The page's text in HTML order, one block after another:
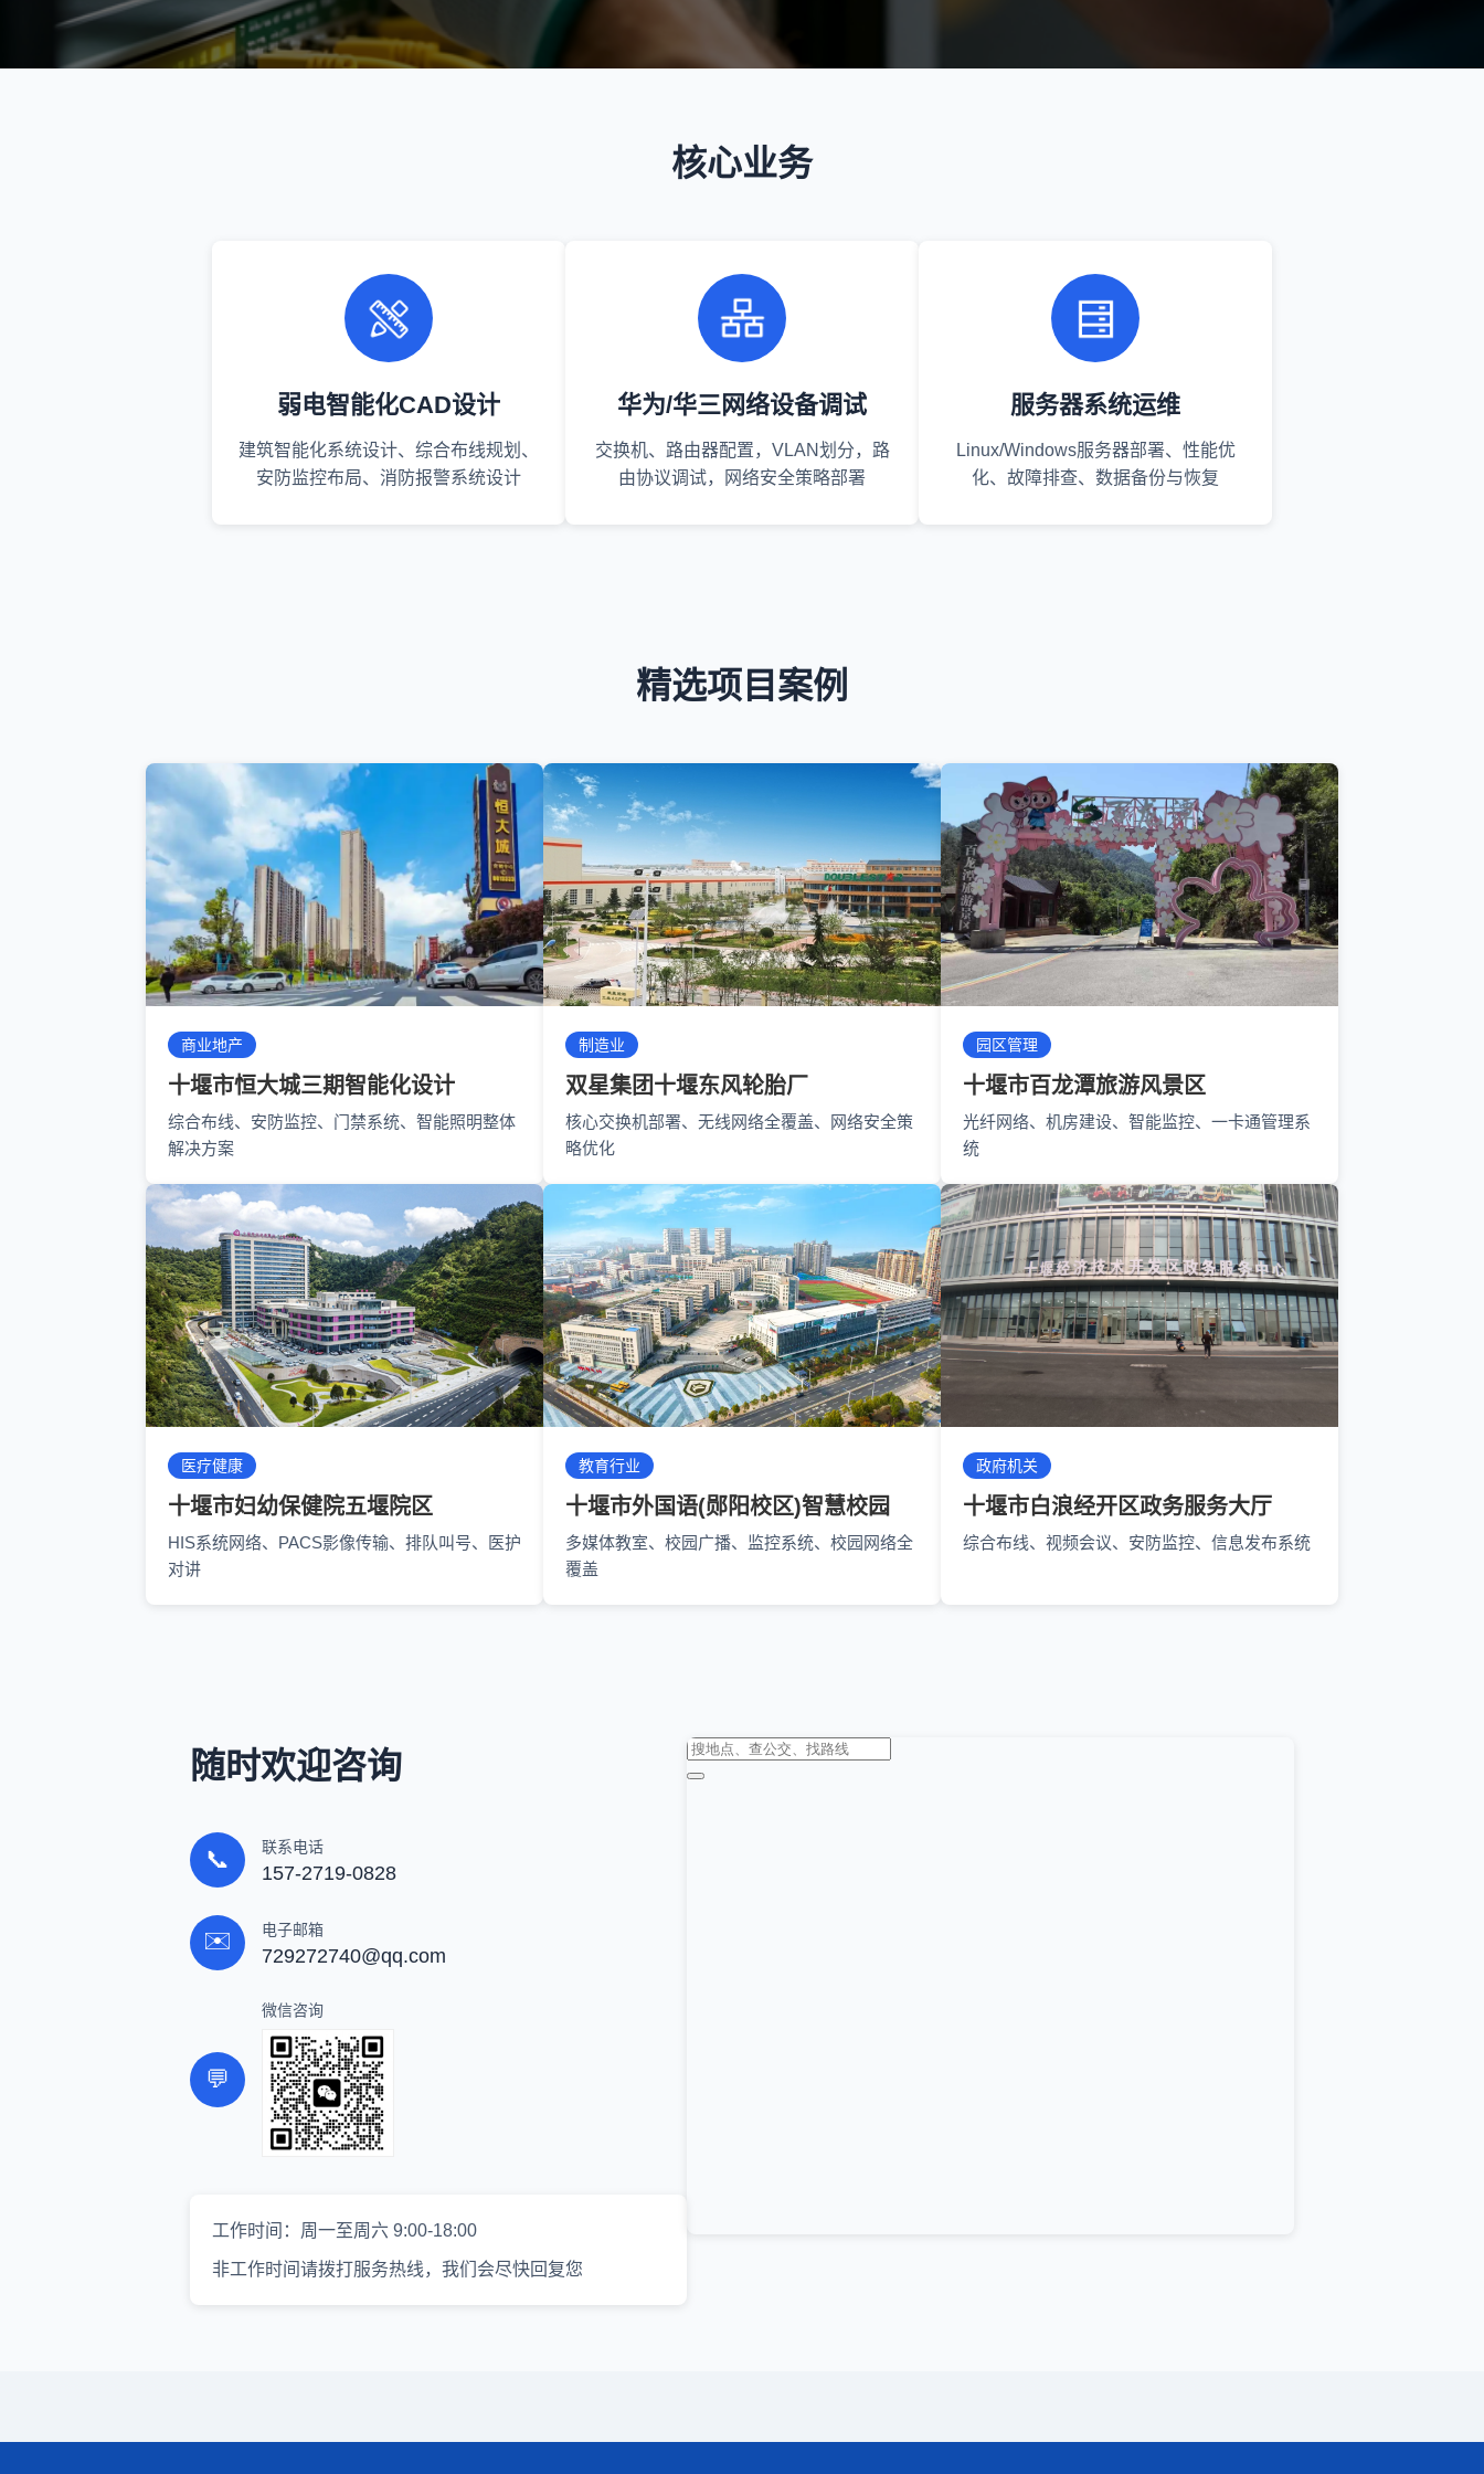
核心业务
弱电智能化CAD设计
建筑智能化系统设计、综合布线规划、
安防监控布局、消防报警系统设计
华为/华三网络设备调试
交换机、路由器配置，VLAN划分，路
由协议调试，网络安全策略部署
服务器系统运维
Linux/Windows服务器部署、性能优
化、故障排查、数据备份与恢复
精选项目案例
商业地产
十堰市恒大城三期智能化设计
综合布线、安防监控、门禁系统、智能照明整体
解决方案
制造业
双星集团十堰东风轮胎厂
核心交换机部署、无线网络全覆盖、网络安全策
略优化
园区管理
十堰市百龙潭旅游风景区
光纤网络、机房建设、智能监控、一卡通管理系
统
医疗健康
十堰市妇幼保健院五堰院区
HIS系统网络、PACS影像传输、排队叫号、医护
对讲
教育行业
十堰市外国语(郧阳校区)智慧校园
多媒体教室、校园广播、监控系统、校园网络全
覆盖
政府机关
十堰市白浪经开区政务服务大厅
综合布线、视频会议、安防监控、信息发布系统
随时欢迎咨询
📞 联系电话
157-2719-0828
✉️ 电子邮箱
729272740@qq.com
💬
微信咨询
工作时间：周一至周六 9:00-18:00
非工作时间请拨打服务热线，我们会尽快回复您